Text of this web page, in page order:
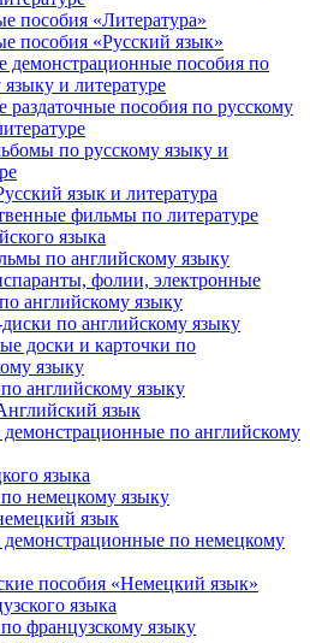
пособия «Литература»
пособия «Русский язык»
демонстрационные пособия по
языку и литературе
раздаточные пособия по русскому
по русскому языку и
язык и литература
фильмы по литературе
языка
по английскому языку
фолии, электронные
английскому языку
по английскому языку
доски и карточки по
языку
английскому языку
язык
по английскому
языка
немецкому языку
язык
по немецкому
пособия «Немецкий язык»
языка
французскому языку